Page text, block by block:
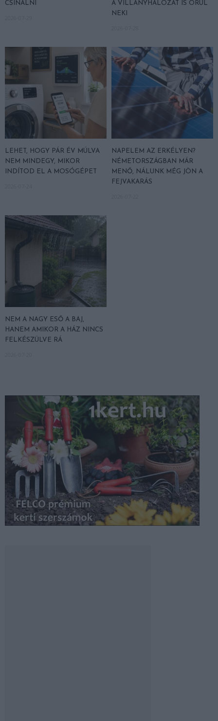
CSINÁLNI
A VILLANYHÁLÓZAT IS ÖRÜL
NEKI
LEHET, HOGY PÁR ÉV MÚLVA
NEM MINDEGY, MIKOR
INDÍTOD EL A MOSÓGÉPET
NAPELEM AZ ERKÉLYEN?
NÉMETORSZÁGBAN MÁR
MENŐ, NÁLUNK MÉG JÖN A
FEJVAKARÁS
NEM A NAGY ESŐ A BAJ,
HANEM AMIKOR A HÁZ NINCS
FELKÉSZÜLVE RÁ